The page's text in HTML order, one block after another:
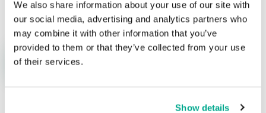
We also share information about your use of our site with
our social media, advertising and analytics partners who
may combine it with other information that you’ve
provided to them or that they’ve collected from your use
of their services.
Show details